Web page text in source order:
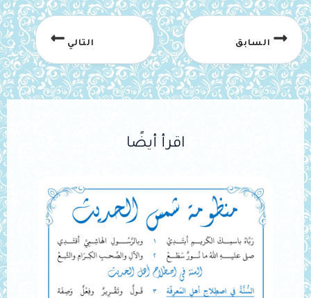
السابق التالي
اقرأ أيضًا